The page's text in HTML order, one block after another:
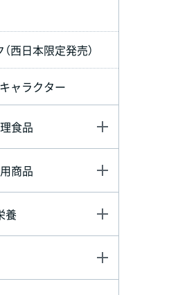
西日本限定発売）
ャラクター
食品
商品
養